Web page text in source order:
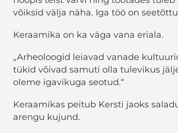
võiksid välja näha. Iga töö on
Keraamika on ka väga vana eriala.
„Arheoloogid leiavad vanade
tükid võivad samuti olla tulevikus
oleme igavikuga seotud.“
Keraamikas peitub Kersti jaoks
arengu kujund.